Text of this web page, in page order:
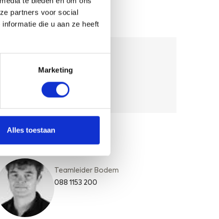
partners voor social
die u aan ze heeft
Marketing
Alles toestaan
BODEMONDERZOEK
LANDBODEM
Teamleider Bodem
088 1153 200